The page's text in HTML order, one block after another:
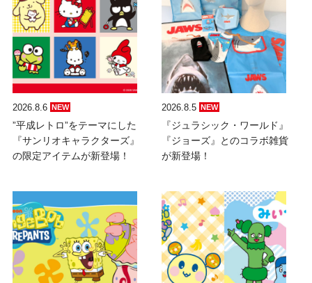
2026.8.6 NEW
”平成レトロ”をテーマにした
『サンリオキャラクターズ』
の限定アイテムが新登場！
2026.8.5 NEW
『ジュラシック・ワールド』
『ジョーズ』とのコラボ雑貨
が新登場！